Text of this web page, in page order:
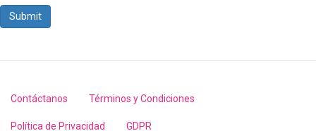
Submit
Footer
menu
Contáctanos Términos y Condiciones
Política de Privacidad GDPR